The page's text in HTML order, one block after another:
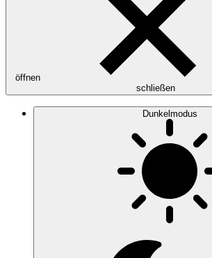
öffnen
schließen
Dunkelmodus